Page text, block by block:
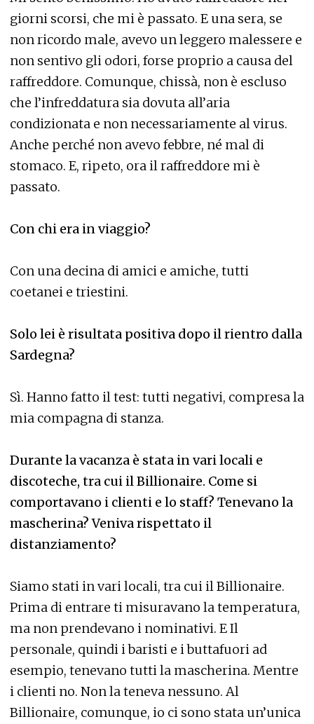
giorni scorsi, che mi è passato. E una sera, se
non ricordo male, avevo un leggero malessere e
non sentivo gli odori, forse proprio a causa del
raffreddore. Comunque, chissà, non è escluso
che l’infreddatura sia dovuta all’aria
condizionata e non necessariamente al virus.
Anche perché non avevo febbre, né mal di
stomaco. E, ripeto, ora il raffreddore mi è
passato.
Con chi era in viaggio?
Con una decina di amici e amiche, tutti
coetanei e triestini.
Solo lei è risultata positiva dopo il rientro dalla
Sardegna?
Sì. Hanno fatto il test: tutti negativi, compresa la
mia compagna di stanza.
Durante la vacanza è stata in vari locali e
discoteche, tra cui il Billionaire. Come si
comportavano i clienti e lo staff? Tenevano la
mascherina? Veniva rispettato il
distanziamento?
Siamo stati in vari locali, tra cui il Billionaire.
Prima di entrare ti misuravano la temperatura,
ma non prendevano i nominativi. E Il
personale, quindi i baristi e i buttafuori ad
esempio, tenevano tutti la mascherina. Mentre
i clienti no. Non la teneva nessuno. Al
Billionaire, comunque, io ci sono stata un’unica